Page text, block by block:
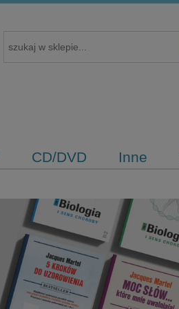
CD/DVD Inne